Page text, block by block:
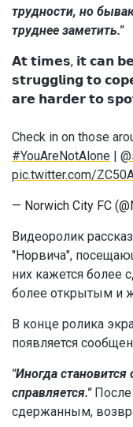
трудности, но
труднее заметить."
𝗔𝘁 𝘁𝗶𝗺𝗲𝘀, 𝗶𝘁 𝗰𝗮𝗻
𝘀𝘁𝗿𝘂𝗴𝗴𝗹𝗶𝗻𝗴 𝘁𝗼
𝗮𝗿𝗲 𝗵𝗮𝗿𝗱𝗲𝗿 𝘁𝗼
Check in on those
#YouAreNotAlone |
pic.twitter.com/
— Norwich City FC
Видеоролик
"Норвича",
них кажется более
более открытым и
В конце ролика
появляется
"Иногда
справляется."После
сдержанным,